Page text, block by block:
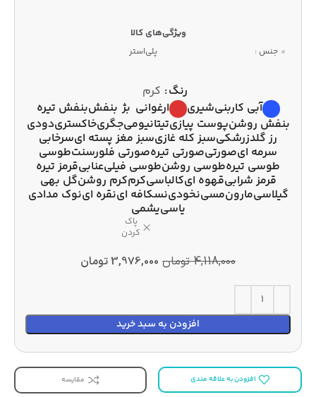
جنس : پلی‌استر
رنگ کرم
آبی کاربنیشیری ارغوانی بژ بنفشبنفش تیره
بنفش روشنپوست پیازیتیتانیومیجگریخاکستریدودی
رز گلدزرشکیسبز کله غازیسبز مغز پسته ایسرخابی
سرمه ایصورتیصورتی تیرهصورتی فلورسنتطوسی
طوسی تیرهطوسی روشنطوسی فیلیعنابیقرمز تیره
قرمز شرابیقهوه ایکالباسیکرمکرم روشنگل بهی
گیلاسیمارونمسینخودینسکافه اینقره اینوک مدادی
یاسییشمی
پاک
کردن
4,118,000 تومان 3,976,000تومان
افزودن به سبد خرید
افزودن به علاقه مندی مقایسه